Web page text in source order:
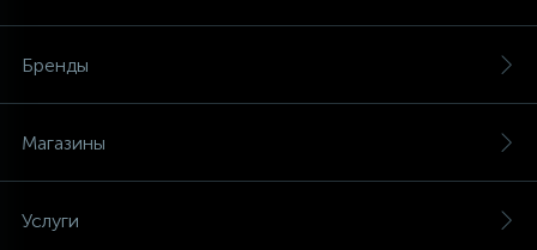
Бренды
Магазины
Услуги